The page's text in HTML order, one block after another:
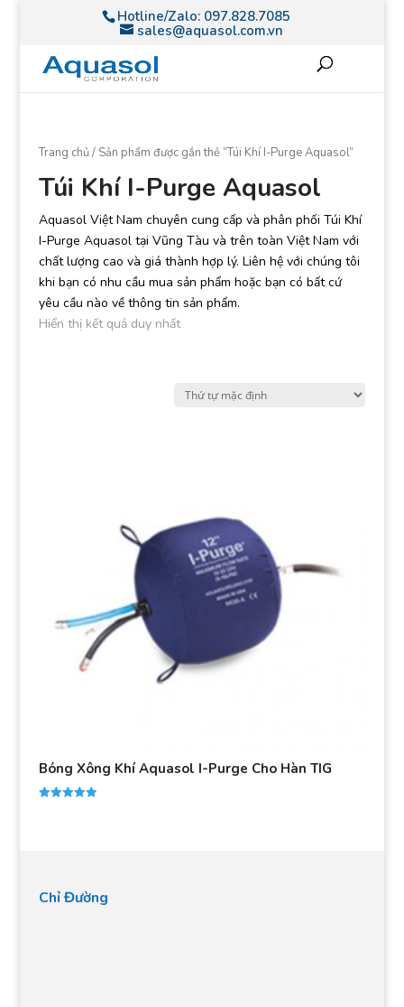
Hotline/Zalo: 097.828.7085
sales@aquasol.com.vn
Trang chủ/ Sản phẩm được gắn thẻ “Túi Khí I-Purge Aquasol”
Túi Khí I-Purge Aquasol
Aquasol Việt Nam chuyên cung cấp và phân phối Túi Khí
I-Purge Aquasol tại Vũng Tàu và trên toàn Việt Nam với
chất lượng cao và giá thành hợp lý. Liên hệ với chúng tôi
khi bạn có nhu cầu mua sản phẩm hoặc bạn có bất cứ
yêu cầu nào về thông tin sản phẩm.
Hiển thị kết quả duy nhất
Bóng Xông Khí Aquasol I-Purge Cho Hàn TIG
Chỉ Đường